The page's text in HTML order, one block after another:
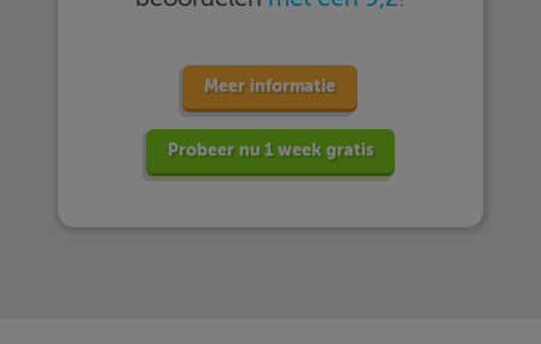
Meer informatie
Probeer nu 1 week gratis